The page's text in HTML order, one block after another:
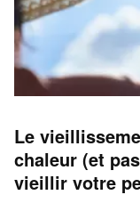
Le
chaleur (et
vieillir votre